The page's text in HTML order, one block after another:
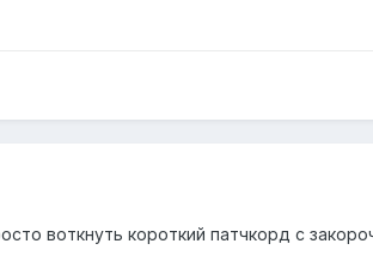
воткнуть короткий патчкорд с